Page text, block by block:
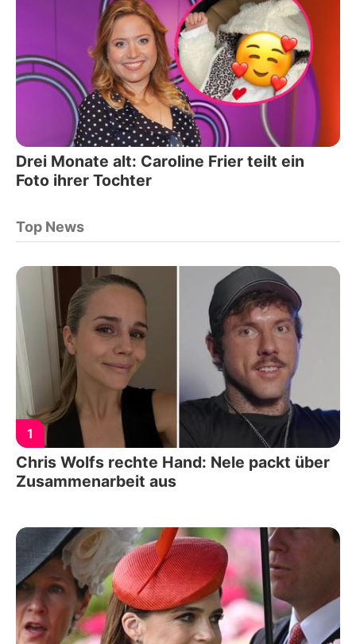
Drei Monate alt: Caroline Frier teilt ein
Foto ihrer Tochter
Top News
1
Chris Wolfs rechte Hand: Nele packt über
Zusammenarbeit aus